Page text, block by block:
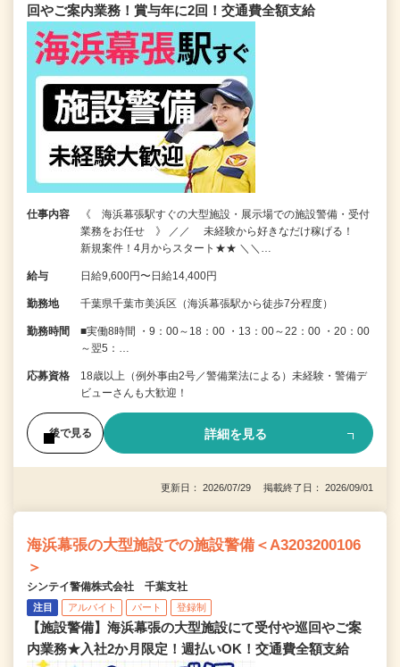
回やご案内業務！賞与年に2回！交通費全額支給
仕事内容
《 海浜幕張駅すぐの大型施設・展示場での施設警備・受付
業務をお任せ 》 ／／ 未経験から好きなだけ稼げる！
新規案件！4月からスタート★★ ＼＼…
給与 日給9,600円〜日給14,400円
勤務地 千葉県千葉市美浜区（海浜幕張駅から徒歩7分程度）
勤務時間
■実働8時間 ・9：00～18：00 ・13：00～22：00 ・20：00
～翌5：…
応募資格
18歳以上（例外事由2号／警備業法による）未経験・警備デ
ビューさんも大歓迎！
後で見る 詳細を見る
更新日： 2026/07/29 掲載終了日： 2026/09/01
海浜幕張の大型施設での施設警備＜A3203200106
＞
シンテイ警備株式会社 千葉支社
注目 アルバイト パート 登録制
【施設警備】海浜幕張の大型施設にて受付や巡回やご案
内業務★入社2か月限定！週払いOK！交通費全額支給